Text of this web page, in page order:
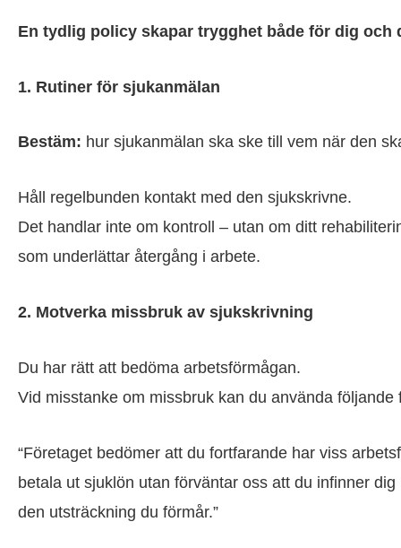
En tydlig policy skapar trygghet både för dig och
1. Rutiner för sjukanmälan
Bestäm: hur sjukanmälan ska ske till vem när den
Håll regelbunden kontakt med den sjukskrivne.
Det handlar inte om kontroll – utan om ditt
som underlättar återgång i arbete.
2. Motverka missbruk av sjukskrivning
Du har rätt att bedöma arbetsförmågan.
Vid misstanke om missbruk kan du använda följande
“Företaget bedömer att du fortfarande har viss
betala ut sjuklön utan förväntar oss att du infinner
den utsträckning du förmår.”